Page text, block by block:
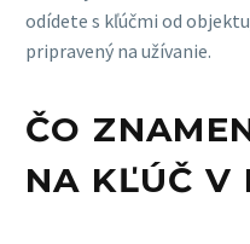
odídete s kľúčmi od
pripravený na užívanie.
ČO
NA KĽÚČ V